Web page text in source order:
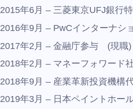
2015年6月 – 三菱東京UFJ銀行
2016年9月 – PwCインターナシ
2017年2月 – 金融庁参与 (現職)
2018年2月 – マネーフォワード
2018年9月 – 産業革新投資機構
2019年3月 – 日本ペイントホー